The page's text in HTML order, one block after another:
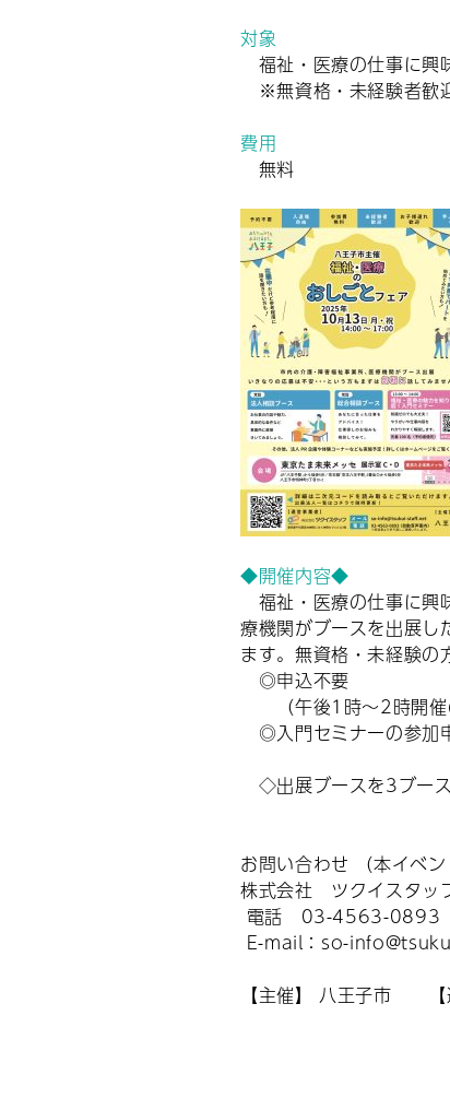
対象
福祉・医療の仕事に興
※無資格・未経験者歓
費用
無料
◆開催内容◆
福祉・医療の仕事に興
療機関がブースを出展し
ます。無資格・未経験
◎申込不要
（午後1時～2時開催
◎入門セミナーの参加
◇出展ブースを3ブース
お問い合わせ
株式会社 ツクイスタッ
電話 03-4563-0893
E-mail：so-
【主催】 八王子市 【